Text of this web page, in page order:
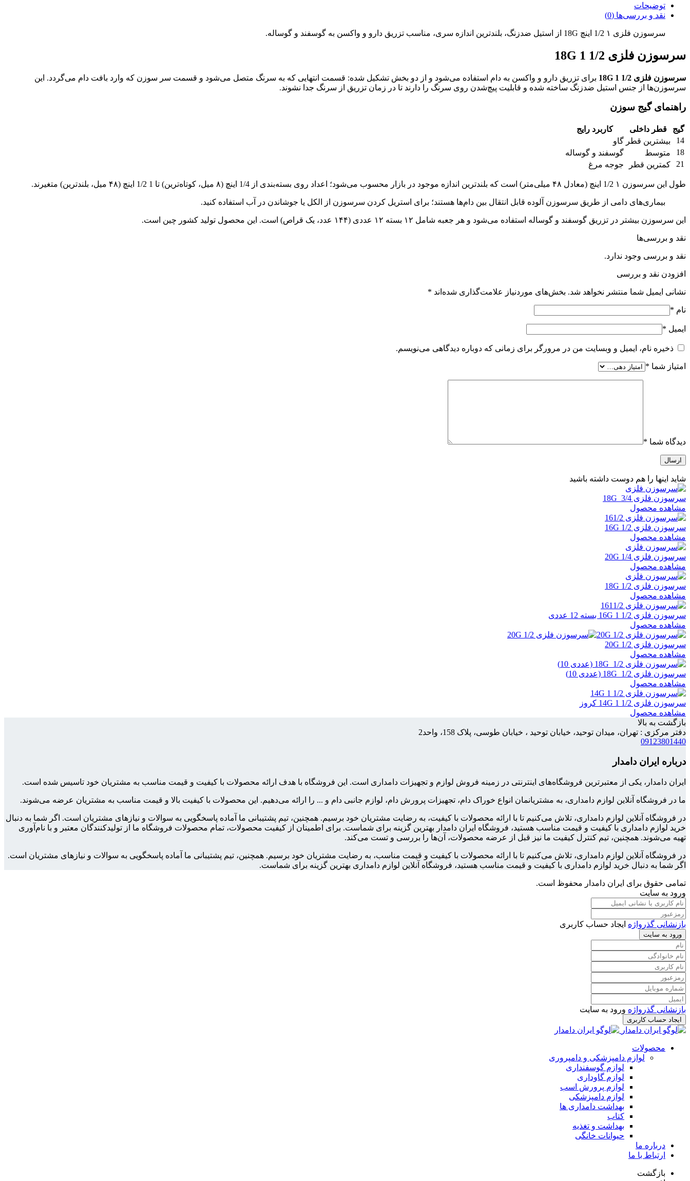
توضیحات
نقد و بررسی‌ها (0)
سرسوزن فلزی ۱ 1/2 اینچ 18G از استیل ضدزنگ، بلندترین اندازه سری، مناسب تزریق دارو و واکسن به گوسفند و گوساله.
سرسوزن فلزی 1/2 1 18G
سرسوزن فلزی 1/2 1 18G
برای تزریق دارو و واکسن به دام استفاده می‌شود و از دو بخش تشکیل شده: قسمت انتهایی که به سرنگ متصل می‌شود و قسمت سر سوزن که وارد بافت دام می‌گردد. این
سرسوزن‌ها از جنس استیل ضدزنگ ساخته شده و قابلیت پیچ‌شدن روی سرنگ را دارند تا در زمان تزریق از سرنگ جدا نشوند.
راهنمای گیج سوزن
گیج قطر داخلی
کاربرد رایج
14
بیشترین قطر گاو
18
متوسط
گوسفند و گوساله
21
کمترین قطر جوجه مرغ
طول این سرسوزن ۱ 1/2 اینچ (معادل ۴۸ میلی‌متر) است که بلندترین اندازه موجود در بازار محسوب می‌شود؛ اعداد روی بسته‌بندی از 1/4 اینچ (۸ میل، کوتاه‌ترین) تا 1 1/2 اینچ (۴۸ میل، بلندترین) متغیرند.
بیماری‌های دامی از طریق سرسوزن آلوده قابل انتقال بین دام‌ها هستند؛ برای استریل کردن سرسوزن از الکل یا جوشاندن در آب استفاده کنید.
این سرسوزن بیشتر در تزریق گوسفند و گوساله استفاده می‌شود و هر جعبه شامل ۱۲ بسته ۱۲ عددی (۱۴۴ عدد، یک قراص) است. این محصول تولید کشور چین است.
نقد و بررسی‌ها
نقد و بررسی وجود ندارد.
افزودن نقد و بررسی
نشانی ایمیل شما منتشر نخواهد شد. بخش‌های موردنیاز علامت‌گذاری شده‌اند *
نام *
ایمیل *
ذخیره نام، ایمیل و وبسایت من در مرورگر برای زمانی که دوباره دیدگاهی می‌نویسم.
امتیاز شما *
دیدگاه شما *
شاید اینها را هم دوست داشته باشید
سرسوزن فلزی 3/4 18G
مشاهده محصول
سرسوزن فلزی 1/2 16G
مشاهده محصول
سرسوزن فلزی 1/4 20G
مشاهده محصول
سرسوزن فلزی 1/2 18G
مشاهده محصول
سرسوزن فلزی 1/2 1 16G بسته 12 عددی
مشاهده محصول
سرسوزن فلزی 1/2 20G
مشاهده محصول
سرسوزن فلزی 1/2 18G (عددی 10)
مشاهده محصول
سرسوزن فلزی 1/2 1 14G کروز
مشاهده محصول
بازگشت به بالا
دفتر مرکزی : تهران، میدان توحید، خیابان توحید ، خیابان طوسی، پلاک 158، واحد2
09123801440
درباره ایران دامدار
ایران دامدار، یکی از معتبرترین فروشگاه‌های اینترنتی در زمینه فروش لوازم و تجهیزات دامداری است. این فروشگاه با هدف ارائه محصولات با کیفیت و قیمت مناسب به مشتریان خود تاسیس شده است.
ما در فروشگاه آنلاین لوازم دامداری، به مشتریانمان انواع خوراک دام، تجهیزات پرورش دام، لوازم جانبی دام و ... را ارائه می‌دهیم. این محصولات با کیفیت بالا و قیمت مناسب به مشتریان عرضه می‌شوند.
در فروشگاه آنلاین لوازم دامداری، تلاش می‌کنیم تا با ارائه محصولات با کیفیت، به رضایت مشتریان خود برسیم. همچنین، تیم پشتیبانی ما آماده پاسخگویی به سوالات و نیازهای مشتریان است. اگر شما به دنبال
خرید لوازم دامداری با کیفیت و قیمت مناسب هستید، فروشگاه ایران دامدار بهترین گزینه برای شماست. برای اطمینان از کیفیت محصولات، تمام محصولات فروشگاه ما از تولیدکنندگان معتبر و با نام‌آوری
تهیه می‌شوند. همچنین، تیم کنترل کیفیت ما نیز قبل از عرضه محصولات، آن‌ها را بررسی و تست می‌کند.
در فروشگاه آنلاین لوازم دامداری، تلاش می‌کنیم تا با ارائه محصولات با کیفیت و قیمت مناسب، به رضایت مشتریان خود برسیم. همچنین، تیم پشتیبانی ما آماده پاسخگویی به سوالات و نیازهای مشتریان است.
اگر شما به دنبال خرید لوازم دامداری با کیفیت و قیمت مناسب هستید، فروشگاه آنلاین لوازم دامداری بهترین گزینه برای شماست.
تمامی حقوق برای ایران دامدار محفوظ است.
ورود به سایت
بازنشانی گذرواژه ایجاد حساب کاربری
ورود به سایت
بازنشانی گذرواژه ورود به سایت
ایجاد حساب کاربری
محصولات
لوازم دامپزشکی و دامپروری
لوازم گوسفنداری
لوازم گاوداری
لوازم پرورش اسب
لوازم دامپزشکی
بهداشت دامداری ها
کتاب
بهداشت و تغذیه
حیوانات خانگی
درباره ما
ارتباط با ما
بازگشت